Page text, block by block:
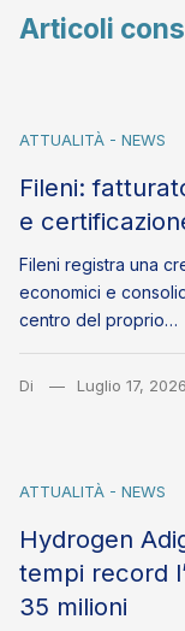
Articoli
ATTUALITÀ - NEWS
Fileni:
e
Fileni registra una
economici e
centro del proprio…
Di Luglio 17, 2026
ATTUALITÀ - NEWS
Hydrogen
tempi record
35 milioni